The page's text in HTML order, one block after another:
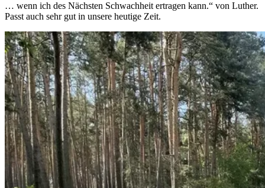
… wenn ich des Nächsten Schwachheit ertragen kann.“ von Luther.
Passt auch sehr gut in unsere heutige Zeit.